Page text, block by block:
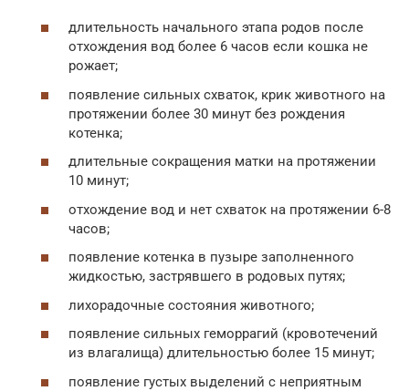
длительность начального этапа родов после
отхождения вод более 6 часов если кошка не
рожает;
появление сильных схваток, крик животного на
протяжении более 30 минут без рождения
котенка;
длительные сокращения матки на протяжении
10 минут;
отхождение вод и нет схваток на протяжении 6-8
часов;
появление котенка в пузыре заполненного
жидкостью, застрявшего в родовых путях;
лихорадочные состояния животного;
появление сильных геморрагий (кровотечений
из влагалища) длительностью более 15 минут;
появление густых выделений с неприятным